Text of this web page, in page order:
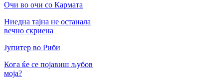
Очи во очи со Кармата
Ниедна тајна не останала
вечно скриена
Јупитер во Риби
Кога ќе се појавиш љубов
моја?